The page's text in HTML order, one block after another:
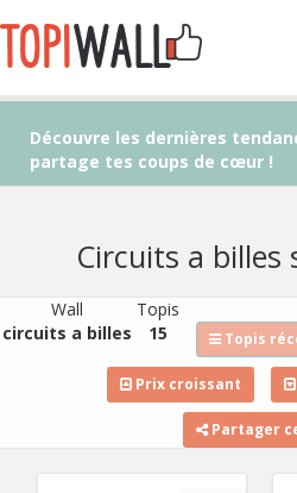
Découvre les dernières
partage tes coups de cœur !
Circuits a billes
Wall
circuits a billes
Topis
15
Topis
Prix croissant
Partager